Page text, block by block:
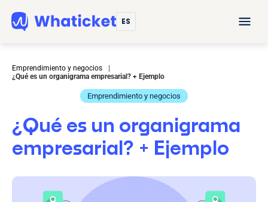
ES
Emprendimiento y negocios
¿Qué es un organigrama empresarial? + Ejemplo
Emprendimiento y negocios
¿Qué es un organigrama
empresarial? + Ejemplo